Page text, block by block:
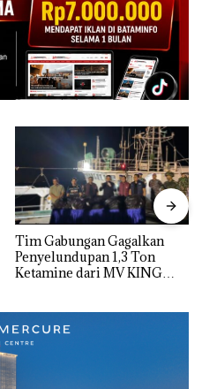
Tim Gabungan Gagalkan
Penyelundupan 1,3 Ton
Ketamine dari MV KING